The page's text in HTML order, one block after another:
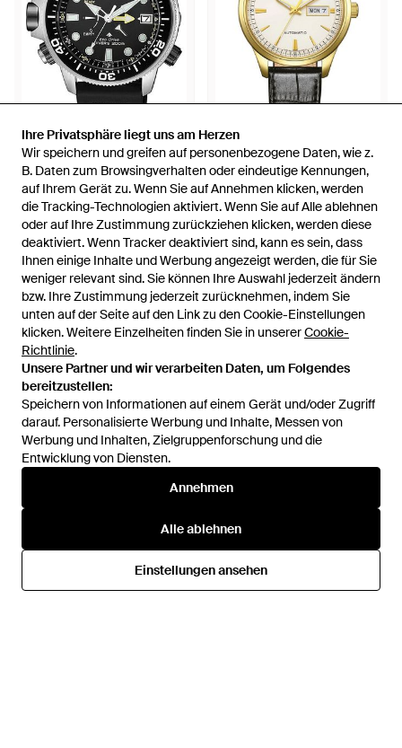
Ihre Privatsphäre liegt uns am Herzen
Wir speichern und greifen auf personenbezogene Daten, wie z.
B. Daten zum Browsingverhalten oder eindeutige Kennungen,
auf Ihrem Gerät zu. Wenn Sie auf Annehmen klicken, werden
die Tracking-Technologien aktiviert. Wenn Sie auf Alle ablehnen
oder auf Ihre Zustimmung zurückziehen klicken, werden diese
deaktiviert. Wenn Tracker deaktiviert sind, kann es sein, dass
Ihnen einige Inhalte und Werbung angezeigt werden, die für Sie
weniger relevant sind. Sie können Ihre Auswahl jederzeit ändern
bzw. Ihre Zustimmung jederzeit zurücknehmen, indem Sie
unten auf der Seite auf den Link zu den Cookie-Einstellungen
klicken. Weitere Einzelheiten finden Sie in unsererCookie-
Richtlinie.
Unsere Partner und wir verarbeiten Daten, um Folgendes
bereitzustellen:
Speichern von Informationen auf einem Gerät und/oder Zugriff
darauf. Personalisierte Werbung und Inhalte, Messen von
Werbung und Inhalten, Zielgruppenforschung und die
Entwicklung von Diensten.
Annehmen
Alle ablehnen
Einstellungen ansehen
Ihre Privatsphäre liegt uns am Herzen
Wir speichern und greifen auf personenbezogene Daten, wie z.
B. Daten zum Browsingverhalten oder eindeutige Kennungen,
auf Ihrem Gerät zu. Wenn Sie auf Annehmen klicken, werden
die Tracking-Technologien aktiviert. Wenn Sie auf Alle ablehnen
oder auf Ihre Zustimmung zurückziehen klicken, werden diese
deaktiviert. Wenn Tracker deaktiviert sind, kann es sein, dass
Ihnen einige Inhalte und Werbung angezeigt werden, die für Sie
weniger relevant sind. Sie können Ihre Auswahl jederzeit ändern
bzw. Ihre Zustimmung jederzeit zurücknehmen, indem Sie
unten auf der Seite auf den Link zu den Cookie-Einstellungen
klicken. Weitere Einzelheiten finden Sie in unsererCookie-
Richtlinie.
Unsere Partner und wir verarbeiten Daten, um Folgendes
bereitzustellen:
Speichern von Informationen auf einem Gerät und/oder Zugriff
darauf. Personalisierte Werbung und Inhalte, Messen von
Werbung und Inhalten, Zielgruppenforschung und die
Entwicklung von Diensten.
Annehmen
Alle ablehnen
Einstellungen ansehen
515,10 €
Citizen
Taucheruhr Promaster Eco-
Drive Aqualand 200m
BN2036-14E - Schwarz
Von Otto
AUSVERKAUFT
183,20 €
Citizen
Automatikuhr NY4058-79XC
NY4059-09AC - Mettallic
VonOtto
AUSVERKAUFT
Citizen
Armbanduhr Nj0232-53X -
259,95 €
Herren Armbanduhr At2566-
AUSVERKAUFT